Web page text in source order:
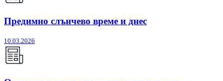
Предимно слънчево време и днес
10.03.2026